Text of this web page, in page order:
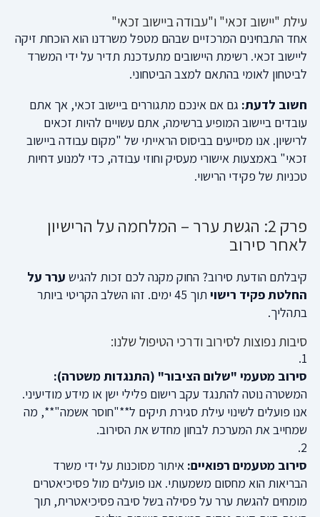
עילת "יישוב זכאי" ו"עבודה ביישוב זכאי"
אחד התבחינים המרכזיים שבהם מטפל משרדנו הוא הוכחת זיקה
ליישוב זכאי. רשימת היישובים מתעדכנת תדיר על ידי המשרד
לביטחון לאומי בהתאם למצב הביטחוני.
חשוב לדעת: גם אם אינכם מתגוררים ביישוב זכאי, אך אתם
עובדים ביישוב המופיע ברשימה, אתם עשויים להיות זכאים
לרישיון. אנו מסייעים בביסוס הראייתי של "מקום עבודה ביישוב
זכאי" באמצעות אישורי מעסיק וחוזי עבודה, כדי למנוע דחיות
טכניות של פקידי הרישוי.
פרק 2: הגשת ערר – המלחמה על הרישיון
לאחר סירוב
קיבלתם הודעת סירוב? החוק מקנה לכם זכות להגיש ערר על
החלטת פקיד רישוי
תוך 45 ימים. זהו השלב הקריטי ביותר
בתהליך.
סיבות נפוצות לסירוב ודרכי הטיפול שלנו:
סירוב מטעמי "שלום הציבור" (התנגדות משטרה):
המשטרה נוטה להתנגד עקב רישום פלילי ישן או מידע מודיעיני.
אנו פועלים לשינוי עילת סגירת תיקים ל**"חוסר אשמה"**, מה
שמחייב את המערכת לבחון מחדש את הסירוב.
סירוב מטעמים רפואיים: איתור מסוכנות על ידי משרד
הבריאות הוא מחסום משמעותי. אנו פועלים מול פסיכיאטרים
מומחים להגשת ערר על פסילה בשל סיבה פסיכיאטרית, תוך